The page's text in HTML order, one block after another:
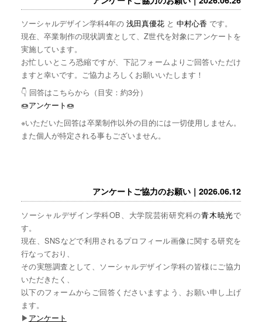
ソーシャルデザイン学科4年の 浅田真優花と 中村心香 です。
現在、卒業制作の現状調査として、Z世代を対象にアンケートを
実施しています。
お忙しいところ恐縮ですが、下記フォームよりご回答いただけ
ますと幸いです。ご協力よろしくお願いいたします！
👇 回答はこちらから（目安：約3分）
🍩アンケート🍩
※いただいた回答は卒業制作以外の目的には一切使用しません。
また個人が特定される事もございません。
アンケートご協力のお願い｜2026.06.12
ソーシャルデザイン学科OB、大学院芸術研究科の青木暁光で
す。
現在、SNSなどで利用されるプロフィール画像に関する研究を
行なっており、
その実態調査として、ソーシャルデザイン学科の皆様にご協力
いただきたく、
以下のフォームからご回答くださいますよう、お願い申し上げ
ます。
▶︎アンケート